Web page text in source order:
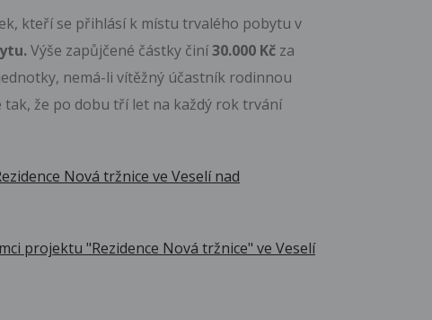
kteří se přihlásí k místu trvalého pobytu v
Výše zapůjčené částky činí30.000 Kč za
nemá-li vítěžný účastník rodinnou
že po dobu tří let na každý rok trvání
Nová tržnice ve Veselí nad
projektu "Rezidence Nová tržnice" ve Veselí